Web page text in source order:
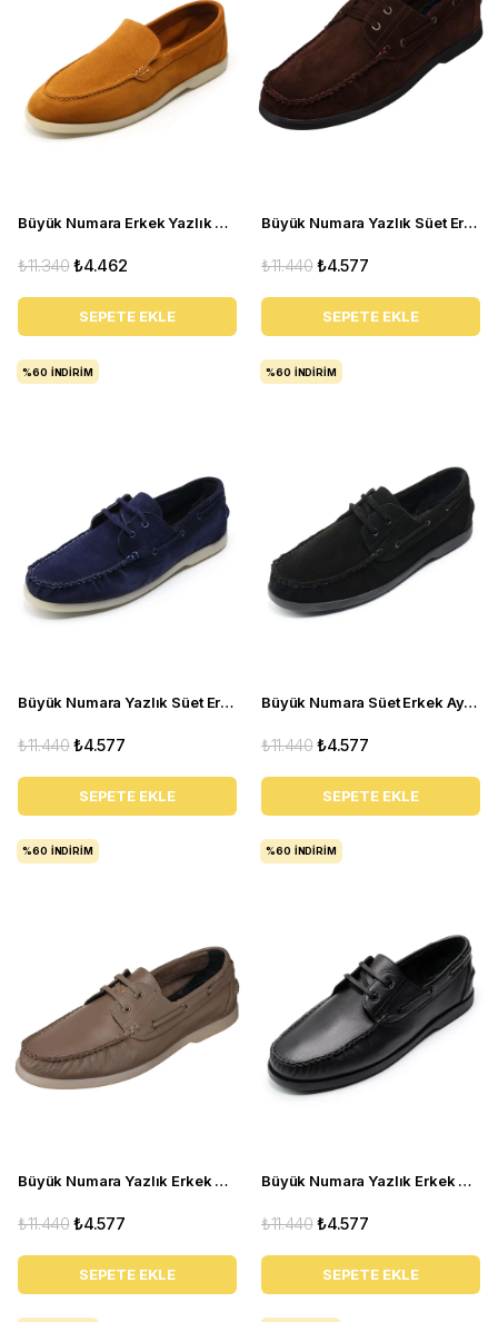
Büyük Numara Erkek Yazlık Ayakkabı - UTKAN02 Tarçın
₺4.462
₺11.340
SEPETE EKLE
Büyük Numara Yazlık Süet Erkek Ayakkabısı - Utkan001 Kahve Süet
₺4.577
₺11.440
SEPETE EKLE
Büyük Numara Yazlık Süet Erkek Ayakkabısı -Utkan001 Lacivert Süet
₺4.577
₺11.440
SEPETE EKLE
%60 İNDIRIM
Büyük Numara Süet Erkek Ayakkabısı Utkan001 Siyah Süet
₺4.577
₺11.440
SEPETE EKLE
%60 İNDIRIM
Büyük Numara Yazlık Erkek Ayakkabısı Utkan001 Vizon
₺4.577
₺11.440
SEPETE EKLE
%60 İNDIRIM
Büyük Numara Yazlık Erkek Ayakkabı - Utkan001 Siyah Deri
₺4.577
₺11.440
SEPETE EKLE
%60 İNDIRIM